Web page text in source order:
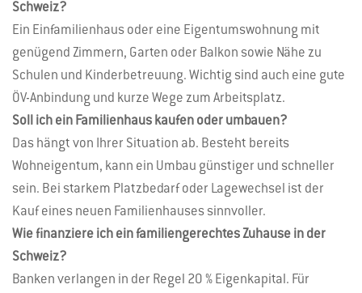
Schweiz?
Ein Einfamilienhaus oder eine Eigentumswohnung mit
genügend Zimmern, Garten oder Balkon sowie Nähe zu
Schulen und Kinderbetreuung. Wichtig sind auch eine gute
ÖV-Anbindung und kurze Wege zum Arbeitsplatz.
Soll ich ein Familienhaus kaufen oder umbauen?
Das hängt von Ihrer Situation ab. Besteht bereits
Wohneigentum, kann ein Umbau günstiger und schneller
sein. Bei starkem Platzbedarf oder Lagewechsel ist der
Kauf eines neuen Familienhauses sinnvoller.
Wie finanziere ich ein familiengerechtes Zuhause in der
Schweiz?
Banken verlangen in der Regel 20 % Eigenkapital. Für